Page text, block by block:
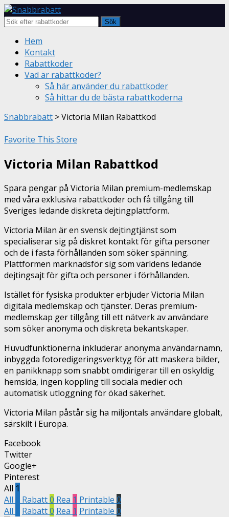
Sök
Skip
content
Hem
Kontakt
Rabattkoder
Vad är rabattkoder?
Så här använder du rabattkoder
Så hittar du de bästa rabattkoderna
Snabbrabatt >Victoria Milan Rabattkod
Favorite This Store
Victoria Milan Rabattkod
Spara pengar på Victoria Milan premium-medlemskap
med våra exklusiva rabattkoder och få tillgång till
Sveriges ledande diskreta dejtingplattform.
Victoria Milan är en svensk dejtingtjänst som
specialiserar sig på diskret kontakt för gifta personer
och de i fasta förhållanden som söker spänning.
Plattformen marknadsför sig som världens ledande
dejtingsajt för gifta och personer i förhållanden.
Istället för fysiska produkter erbjuder Victoria Milan
digitala medlemskap och tjänster. Deras premium-
medlemskap ger tillgång till ett nätverk av användare
som söker anonyma och diskreta bekantskaper.
Huvudfunktionerna inkluderar anonyma användarnamn,
inbyggda fotoredigeringsverktyg för att maskera bilder,
en panikknapp som snabbt omdirigerar till en oskyldig
hemsida, ingen koppling till sociala medier och
automatisk utloggning för ökad säkerhet.
Victoria Milan påstår sig ha miljontals användare globalt,
särskilt i Europa.
Facebook
Twitter
Google+
Pinterest
All 1
All
Rabatt0 Rea 1 Printable 0
All
Rabatt0 Rea 1 Printable 0